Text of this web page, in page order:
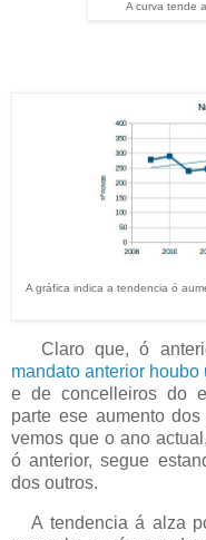
A curva tende
A gráfica indica a tendencia ó
Claro que, ó
mandato anterior
e de concelleiros do
parte ese aumento dos
vemos que o ano
ó anterior, segue
dos outros.
A tendencia á alza